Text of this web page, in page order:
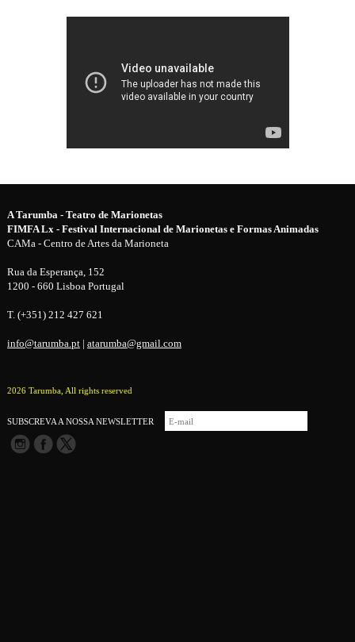
A Tarumba - Teatro de Marionetas
FIMFA Lx - Festival Internacional de Marionetas e Formas Animadas
CAMa - Centro de Artes da Marioneta
Rua da Esperança, 152
1200 - 660 Lisboa Portugal
T. (+351) 212 427 621
info@tarumba.pt| atarumba@gmail.com
2026 Tarumba, All rights reserved
SUBSCREVA A NOSSA NEWSLETTER